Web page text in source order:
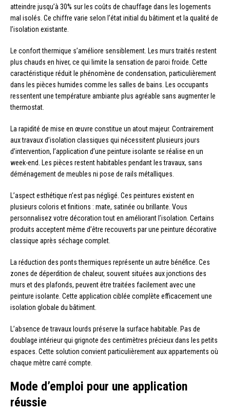
atteindre jusqu’à 30% sur les coûts de chauffage dans les logements
mal isolés. Ce chiffre varie selon l’état initial du bâtiment et la qualité de
l’isolation existante.
Le confort thermique s’améliore sensiblement. Les murs traités restent
plus chauds en hiver, ce qui limite la sensation de paroi froide. Cette
caractéristique réduit le phénomène de condensation, particulièrement
dans les pièces humides comme les salles de bains. Les occupants
ressentent une température ambiante plus agréable sans augmenter le
thermostat.
La rapidité de mise en œuvre constitue un atout majeur. Contrairement
aux travaux d’isolation classiques qui nécessitent plusieurs jours
d’intervention, l’application d’une peinture isolante se réalise en un
week-end. Les pièces restent habitables pendant les travaux, sans
déménagement de meubles ni pose de rails métalliques.
L’aspect esthétique n’est pas négligé. Ces peintures existent en
plusieurs coloris et finitions : mate, satinée ou brillante. Vous
personnalisez votre décoration tout en améliorant l’isolation. Certains
produits acceptent même d’être recouverts par une peinture décorative
classique après séchage complet.
La réduction des ponts thermiques représente un autre bénéfice. Ces
zones de déperdition de chaleur, souvent situées aux jonctions des
murs et des plafonds, peuvent être traitées facilement avec une
peinture isolante. Cette application ciblée complète efficacement une
isolation globale du bâtiment.
L’absence de travaux lourds préserve la surface habitable. Pas de
doublage intérieur qui grignote des centimètres précieux dans les petits
espaces. Cette solution convient particulièrement aux appartements où
chaque mètre carré compte.
Mode d’emploi pour une application
réussie